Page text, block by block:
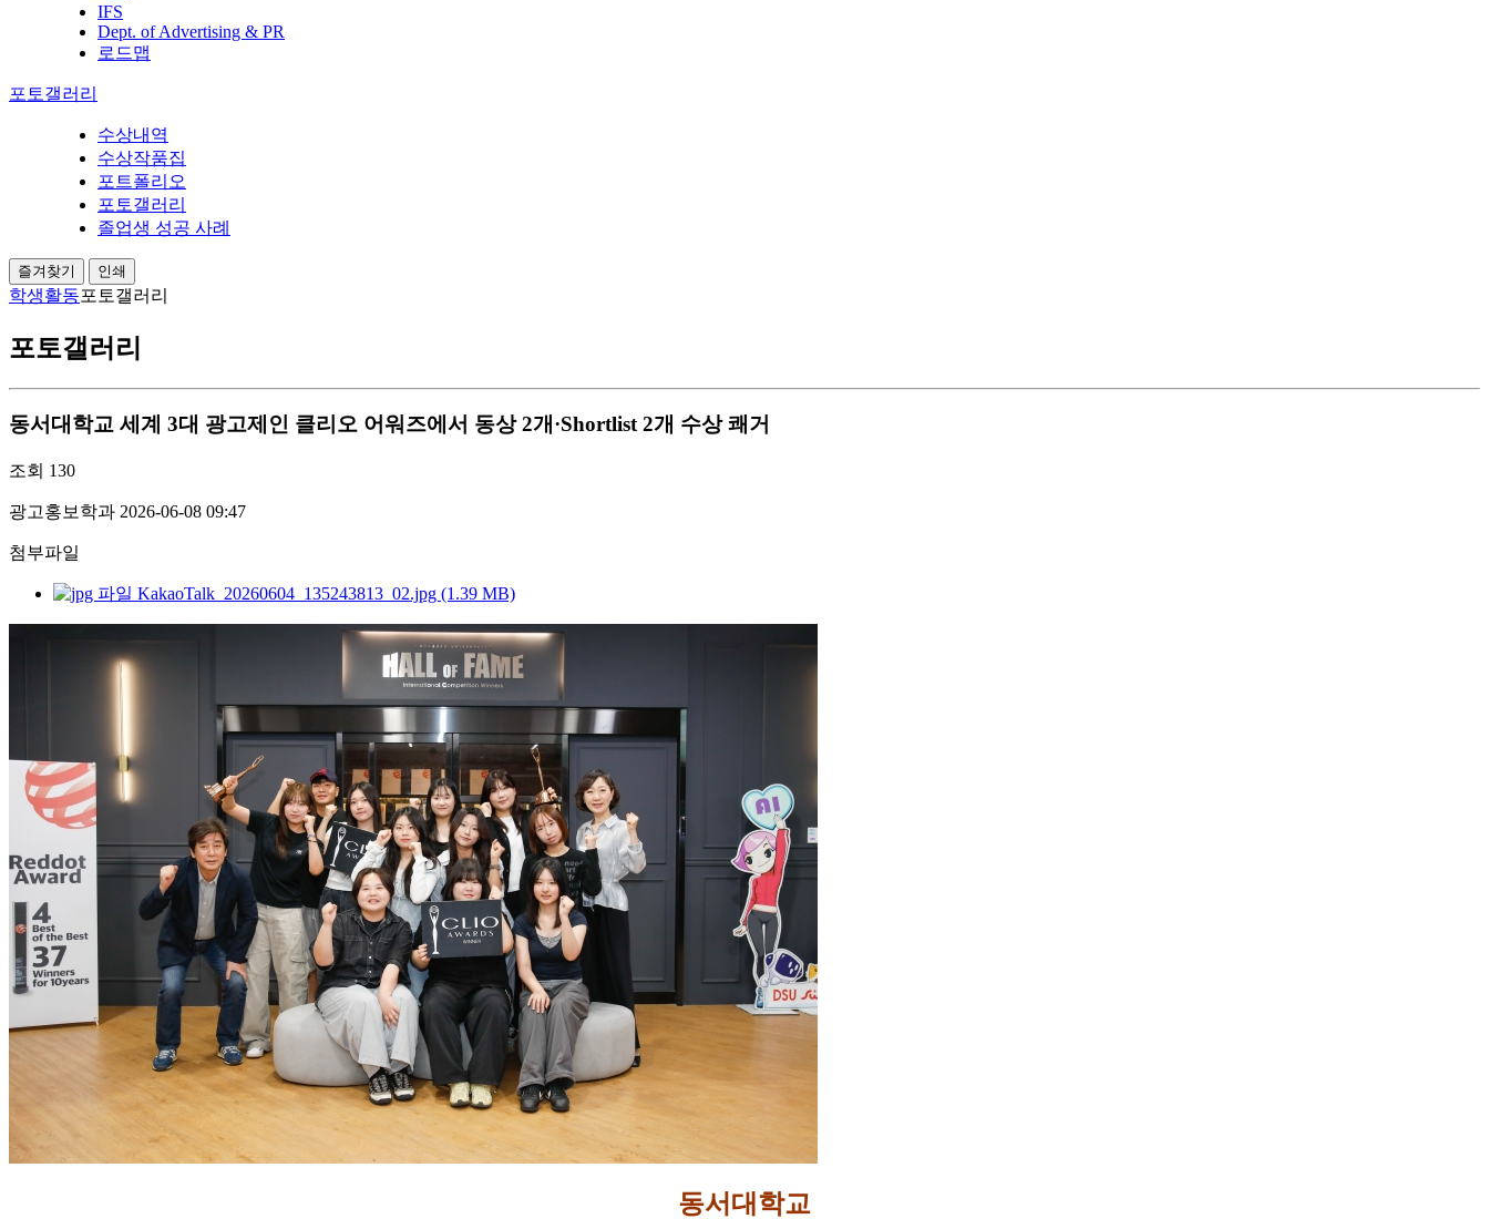
IFS
Dept. of Advertising & PR
로드맵
포토갤러리
수상내역
수상작품집
포트폴리오
포토갤러리
졸업생 성공 사례
즐겨찾기 인쇄
학생활동포토갤러리
포토갤러리
동서대학교 세계 3대 광고제인 클리오 어워즈에서 동상 2개·Shortlist 2개 수상 쾌거
조회 130
광고홍보학과 2026-06-08 09:47
첨부파일
KakaoTalk_20260604_135243813_02.jpg (1.39 MB)
동서대학교